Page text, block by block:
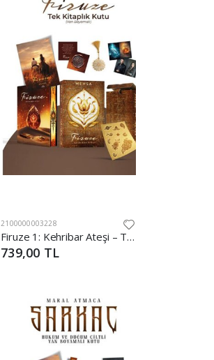
2100000003228
Firuze 1: Kehribar Ateşi – Tek Kitaplık Kutu Yan Boyamalı
739,00 TL